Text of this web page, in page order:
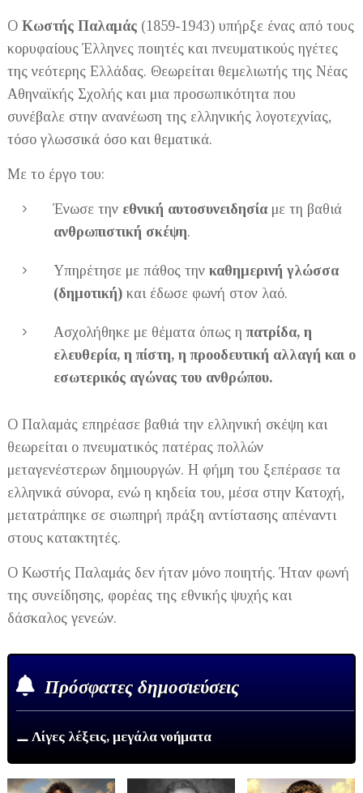
ΟΚωστής Παλαμάς (1859-1943) υπήρξε ένας από τους
κορυφαίους Έλληνες ποιητές και πνευματικούς ηγέτες
της νεότερης Ελλάδας. Θεωρείται θεμελιωτής της Νέας
Αθηναϊκής Σχολής και μια προσωπικότητα που
συνέβαλε στην ανανέωση της ελληνικής λογοτεχνίας,
τόσο γλωσσικά όσο και θεματικά.
Με το έργο του:
Ένωσε την εθνική αυτοσυνειδησίαμε τη βαθιά
ανθρωπιστική σκέψη.
Υπηρέτησε με πάθος την καθημερινή γλώσσα
(δημοτική)και έδωσε φωνή στον λαό.
Ασχολήθηκε με θέματα όπως η πατρίδα, η
ελευθερία, η πίστη, η προοδευτική αλλαγή και ο
εσωτερικός αγώνας του ανθρώπου.
Ο Παλαμάς επηρέασε βαθιά την ελληνική σκέψη και
θεωρείται ο πνευματικός πατέρας πολλών
μεταγενέστερων δημιουργών. Η φήμη του ξεπέρασε τα
ελληνικά σύνορα, ενώ η κηδεία του, μέσα στην Κατοχή,
μετατράπηκε σε σιωπηρή πράξη αντίστασης απέναντι
στους κατακτητές.
Ο Κωστής Παλαμάς δεν ήταν μόνο ποιητής. Ήταν φωνή
της συνείδησης, φορέας της εθνικής ψυχής και
δάσκαλος γενεών.
Πρόσφατες δημοσιεύσεις
⚊ Λίγες λέξεις, μεγάλα νοήματα